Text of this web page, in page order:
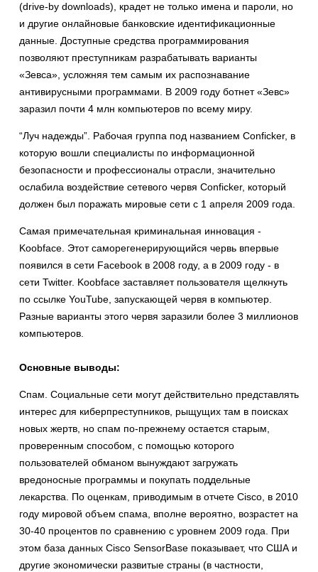
(drive-by downloads), крадет не только имена и пароли, но
и другие онлайновые банковские идентификационные
данные. Доступные средства программирования
позволяют преступникам разрабатывать варианты
«Зевса», усложняя тем самым их распознавание
антивирусными программами. В 2009 году ботнет «Зевс»
заразил почти 4 млн компьютеров по всему миру.
“Луч надежды”. Рабочая группа под названием Conficker, в
которую вошли специалисты по информационной
безопасности и профессионалы отрасли, значительно
ослабила воздействие сетевого червя Conficker, который
должен был поражать мировые сети с 1 апреля 2009 года.
Самая примечательная криминальная инновация -
Koobface. Этот саморегенерирующийся червь впервые
появился в сети Facebook в 2008 году, а в 2009 году - в
сети Twitter. Koobface заставляет пользователя щелкнуть
по ссылке YouTube, запускающей червя в компьютер.
Разные варианты этого червя заразили более 3 миллионов
компьютеров.
Основные выводы:
Спам. Социальные сети могут действительно представлять
интерес для киберпреступников, рыщущих там в поисках
новых жертв, но спам по-прежнему остается старым,
проверенным способом, с помощью которого
пользователей обманом вынуждают загружать
вредоносные программы и покупать поддельные
лекарства. По оценкам, приводимым в отчете Cisco, в 2010
году мировой объем спама, вполне вероятно, возрастет на
30-40 процентов по сравнению с уровнем 2009 года. При
этом база данных Cisco SensorBase показывает, что США и
другие экономически развитые страны (в частности,